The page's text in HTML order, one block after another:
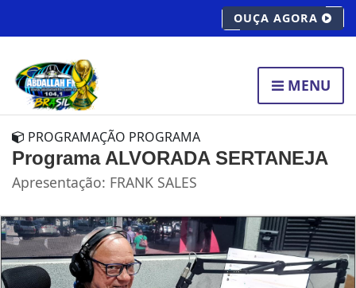
OUÇA AGORA
MENU
PROGRAMAÇÃO PROGRAMA
Programa ALVORADA SERTANEJA
Apresentação: FRANK SALES